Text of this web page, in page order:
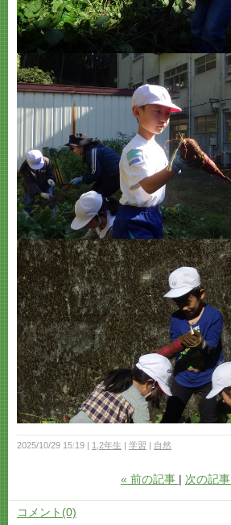
2025/10/29 15:19 1,2年生 学習 自然
« 前の記事 次の記事
コメント(0)